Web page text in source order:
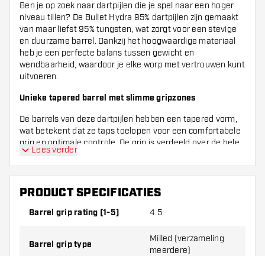
Ben je op zoek naar dartpijlen die je spel naar een hoger
niveau tillen? De Bullet Hydra 95% dartpijlen zijn gemaakt
van maar liefst 95% tungsten, wat zorgt voor een stevige
en duurzame barrel. Dankzij het hoogwaardige materiaal
heb je een perfecte balans tussen gewicht en
wendbaarheid, waardoor je elke worp met vertrouwen kunt
uitvoeren.
Unieke tapered barrel met slimme gripzones
De barrels van deze dartpijlen hebben een tapered vorm,
wat betekent dat ze taps toelopen voor een comfortabele
grip en optimale controle. De grip is verdeeld over de hele
barrel met een milled patroon, wat zorgt voor een stevige
en consistente houvast. Zelfs de neus van de barrel is
tapered en voorzien van een nano grip, zodat je ook daar
precies kunt richten zonder te slippen. Met een grip rating
balans tussen grip en soepelheid.
Stijlvolle kleuren en front loaded balans
Lees verder
PRODUCT SPECIFICATIES
Barrel grip rating (1-5) 4.5
Barrel grip type
Milled (verzameling
meerdere)